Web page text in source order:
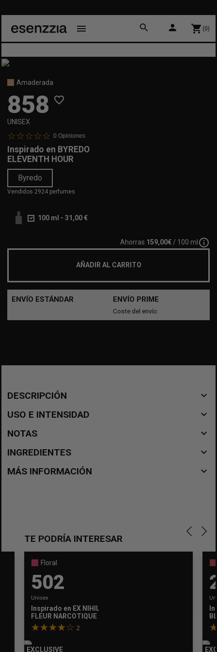
menu search person shopping_cart (0)
Amaderada
858 favorite_border
UNISEX
0 Opiniones
Inspirado en BYREDO
ELEVENTH HOUR
Byredo
Vendidos 2924 perfumes
100 ml - 31,00 €
Ahorras 159,00€/ 100 ml info_outline
AÑADIR AL CARRITO
ENVÍO ESTÁNDAR ENVÍO PRIME
Coste del envío:
DESCRIPCIÓN navigate_before
USO E INTENSIDAD navigate_before
NOTAS navigate_before
INGREDIENTES navigate_before
MÁS INFORMACIÓN navigate_before
TE PODRÍA INTERESAR
Floral
502
Unisex
Inspirado en EX NIHILO
FLEUR NARCOTIQUE
2
EXCLUSIVE